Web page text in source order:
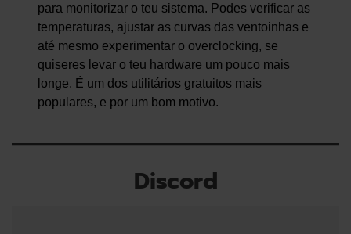
para monitorizar o teu sistema. Podes verificar as
temperaturas, ajustar as curvas das ventoinhas e
até mesmo experimentar o overclocking, se
quiseres levar o teu hardware um pouco mais
longe. É um dos utilitários gratuitos mais
populares, e por um bom motivo.
Discord